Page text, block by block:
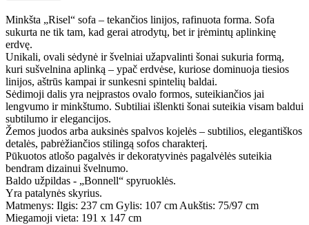
Minkšta „Risel“ sofa – tekančios linijos, rafinuota forma. Sofa
sukurta ne tik tam, kad gerai atrodytų, bet ir įrėmintų aplinkinę
erdvę.
Unikali, ovali sėdynė ir švelniai užapvalinti šonai sukuria formą,
kuri sušvelnina aplinką – ypač erdvėse, kuriose dominuoja tiesios
linijos, aštrūs kampai ir sunkesni spintelių baldai.
Sėdimoji dalis yra neįprastos ovalo formos, suteikiančios jai
lengvumo ir minkštumo. Subtiliai išlenkti šonai suteikia visam baldui
subtilumo ir elegancijos.
Žemos juodos arba auksinės spalvos kojelės – subtilios, elegantiškos
detalės, pabrėžiančios stilingą sofos charakterį.
Pūkuotos atlošo pagalvės ir dekoratyvinės pagalvėlės suteikia
bendram dizainui švelnumo.
Baldo užpildas - „Bonnell“ spyruoklės.
Yra patalynės skyrius.
Matmenys: Ilgis: 237 cm Gylis: 107 cm Aukštis: 75/97 cm
Miegamoji vieta: 191 x 147 cm